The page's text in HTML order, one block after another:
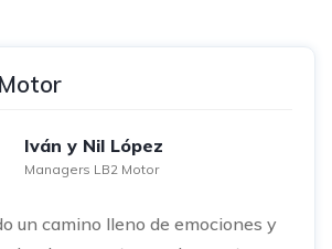
Iván y Nil López
Managers LB2 Motor
un camino lleno de emociones y